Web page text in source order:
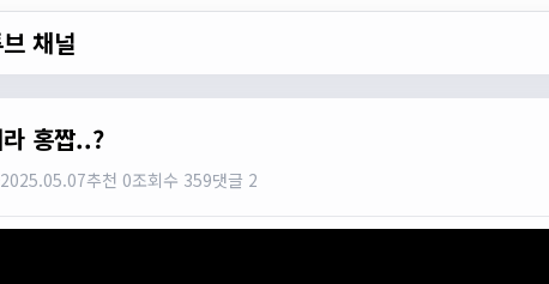
채널
홍짭..?
2025.05.07추천 0조회수 359댓글 2